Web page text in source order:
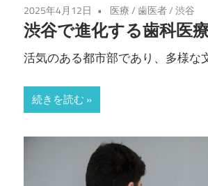
2025年4月12日 医療/歯医者/渋谷
渋谷で進化する歯科医
活気のある都市部であり、多様な
続きを読む